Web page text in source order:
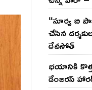
“సూర్య బి
చేసిన‌
దేవసోత్
భయానికి
డేంజరస్ హారర్